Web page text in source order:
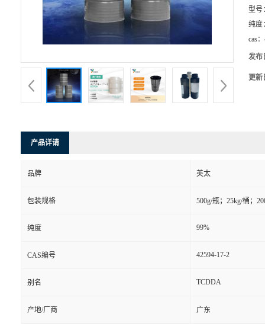
型号
纯度
cas：
发布
更新
产品详请
品牌 英太
包装规格 500g/瓶；25kg/桶；
纯度 99%
CAS编号 42594-17-2
别名 TCDDA
产地/厂商 广东